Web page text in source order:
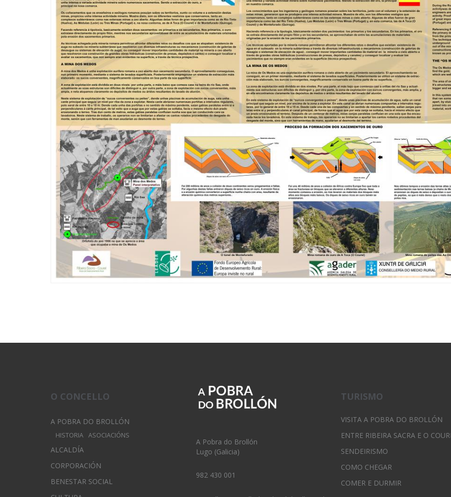
O CONCELLO
A POBRA DO BROLLÓN
HISTORIA ASOCIACIÓNS
ALCALDÍA
CORPORACIÓN
BENESTAR SOCIAL
A Pobra do Brollón
Lugo (Galicia)
982 430 001
TURISMO
VISITA A POBRA DO BROLLÓN
ENTRE RIBEIRA SACRA E O
SENDEIRISMO
COMO CHEGAR
COMER E DURMIR